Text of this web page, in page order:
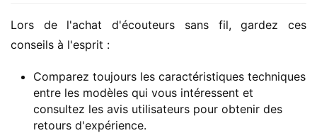
Lors de l'achat d'écouteurs sans fil, gardez ces
conseils à l'esprit :
Comparez toujours les caractéristiques techniques
entre les modèles qui vous intéressent et
consultez les avis utilisateurs pour obtenir des
retours d'expérience.